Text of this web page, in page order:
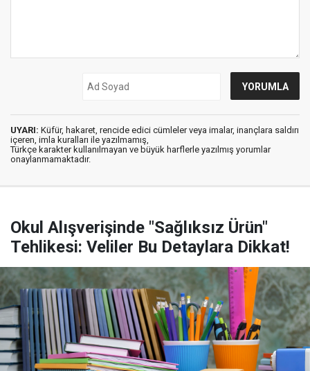
UYARI: Küfür, hakaret, rencide edici cümleler veya imalar, inançlara saldırı
içeren, imla kuralları ile yazılmamış,
Türkçe karakter kullanılmayan ve büyük harflerle yazılmış yorumlar
onaylanmamaktadır.
Okul Alışverişinde "Sağlıksız Ürün"
Tehlikesi: Veliler Bu Detaylara Dikkat!